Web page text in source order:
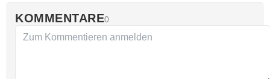
KOMMENTARE0